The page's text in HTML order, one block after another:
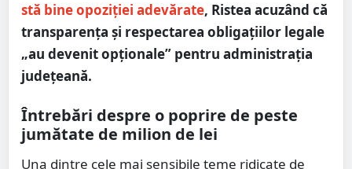
stă bine opoziției adevărate, Ristea acuzând că
transparența și respectarea obligațiilor legale
„au devenit opționale” pentru administrația
județeană.
Întrebări despre o poprire de peste
jumătate de milion de lei
Una dintre cele mai sensibile teme ridicate de